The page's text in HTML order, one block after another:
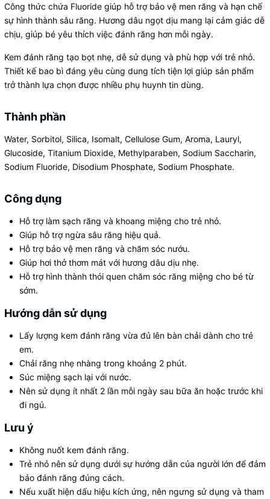
Công thức chứa Fluoride giúp hỗ trợ bảo vệ men răng và hạn chế
sự hình thành sâu răng. Hương dâu ngọt dịu mang lại cảm giác dễ
chịu, giúp bé yêu thích việc đánh răng hơn mỗi ngày.
Kem đánh răng tạo bọt nhẹ, dễ sử dụng và phù hợp với trẻ nhỏ.
Thiết kế bao bì đáng yêu cùng dung tích tiện lợi giúp sản phẩm
trở thành lựa chọn được nhiều phụ huynh tin dùng.
Thành phần
Water, Sorbitol, Silica, Isomalt, Cellulose Gum, Aroma, Lauryl,
Glucoside, Titanium Dioxide, Methylparaben, Sodium Saccharin,
Sodium Fluoride, Disodium Phosphate, Sodium Phosphate.
Công dụng
Hỗ trợ làm sạch răng và khoang miệng cho trẻ nhỏ.
Giúp hỗ trợ ngừa sâu răng hiệu quả.
Hỗ trợ bảo vệ men răng và chăm sóc nướu.
Giúp hơi thở thơm mát với hương dâu dịu nhẹ.
Hỗ trợ hình thành thói quen chăm sóc răng miệng cho bé từ
sớm.
Hướng dẫn sử dụng
Lấy lượng kem đánh răng vừa đủ lên bàn chải dành cho trẻ
em.
Chải răng nhẹ nhàng trong khoảng 2 phút.
Súc miệng sạch lại với nước.
Nên sử dụng ít nhất 2 lần mỗi ngày sau bữa ăn hoặc trước khi
đi ngủ.
Lưu ý
Không nuốt kem đánh răng.
Trẻ nhỏ nên sử dụng dưới sự hướng dẫn của người lớn để đảm
bảo đánh răng đúng cách.
Nếu xuất hiện dấu hiệu kích ứng, nên ngưng sử dụng và tham